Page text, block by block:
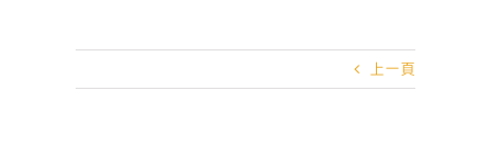
上一頁